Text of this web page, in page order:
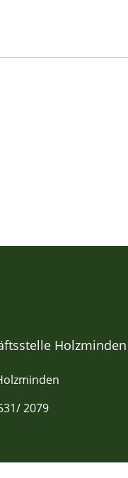
Holzminden
2079